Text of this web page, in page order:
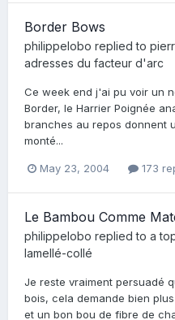
Border Bows
philippelobo replied to
adresses du facteur d'arc
Ce week end j'ai pu voir un
Border, le Harrier Poignée
branches au repos donnent
monté...
May 23, 2004 173
Le Bambou Comme
philippelobo replied to a
lamellé-collé
Je reste vraiment persuadé
bois, cela demande bien
et un bon bou de fibre de